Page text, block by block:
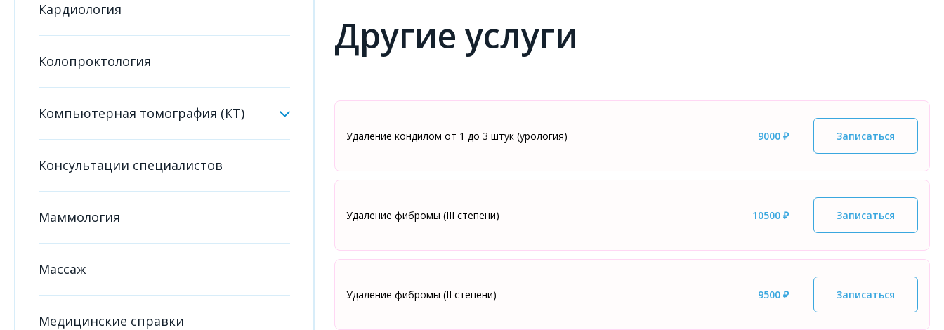
Кардиология
Колопроктология
Компьютерная томография (КТ)
Консультации специалистов
Маммология
Массаж
Медицинские справки
Другие услуги
Удаление кондилом от 1 до 3 штук (урология) 9000 ₽ Записаться
Удаление фибромы (III степени) 10500 ₽ Записаться
Удаление фибромы (II степени) 9500 ₽ Записаться